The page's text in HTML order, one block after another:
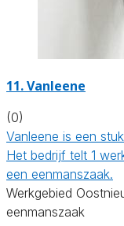
11. Vanleene
(0)
Vanleene is een
Het bedrijf telt 1
een eenmanszaak.
Werkgebied
eenmanszaak